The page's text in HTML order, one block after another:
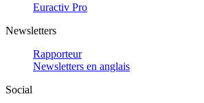
Euractiv Pro
Newsletters
Rapporteur
Newsletters en anglais
Social